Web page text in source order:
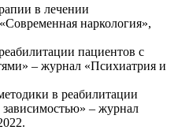
в лечении
наркология»,
пациентов с
– журнал «Психиатрия и
в реабилитации
зависимостью» – журнал